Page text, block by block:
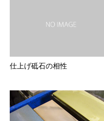
仕上げ砥石の相性